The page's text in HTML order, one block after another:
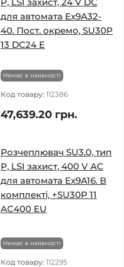
для автомата Ex9A32-
40. Пост. окремо, SU30P
13 DC24 E
Немає в наявності
Код товару: 112386
47,639.20 грн.
Розчеплювач SU3.0, тип
Р, LSI захист, 400 V AC
для автомата Ex9A16. В
комплекті, +SU30P 11
AC400 EU
Немає в наявності
Код товару: 112295